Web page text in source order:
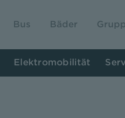
Bus Bäder
Elektromobilität